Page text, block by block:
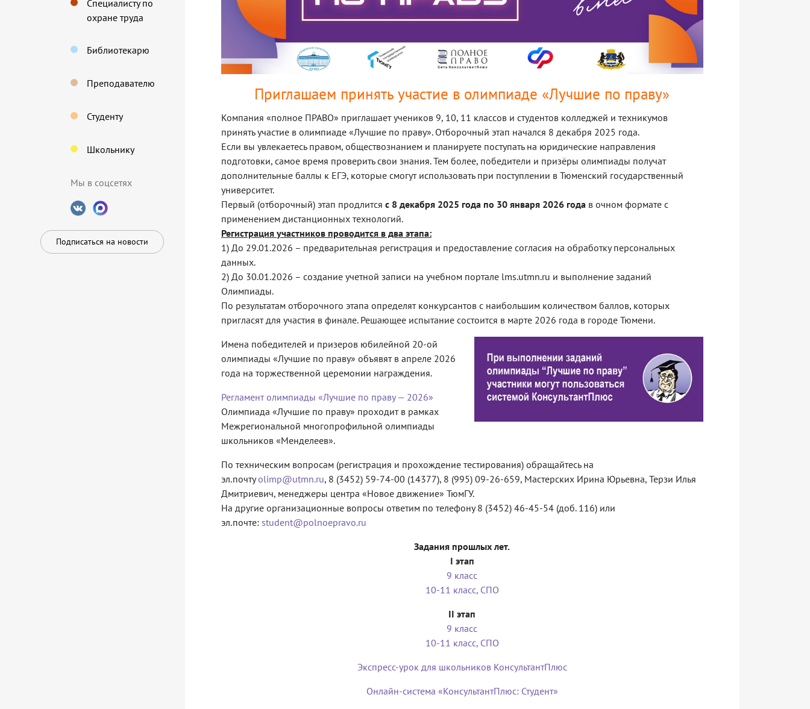
Специалисту по
охране труда
Библиотекарю
Преподавателю
Студенту
Школьнику
Мы в соцсетях
Подписаться на новости
Приглашаем принять участие в олимпиаде «Лучшие по праву»
Компания «полное ПРАВО» приглашает учеников 9, 10, 11 классов и студентов колледжей и техникумов
принять участие в олимпиаде «Лучшие по праву». Отборочный этап начался 8 декабря 2025 года.
Если вы увлекаетесь правом, обществознанием и планируете поступать на юридические направления
подготовки, самое время проверить свои знания. Тем более, победители и призёры олимпиады получат
дополнительные баллы к ЕГЭ, которые смогут использовать при поступлении в Тюменский государственный
университет.
Первый (отборочный) этап продлится с 8 декабря 2025 года по 30 января 2026 года в очном формате с
применением дистанционных технологий.
Регистрация участников проводится в два этапа:
1) До 29.01.2026 – предварительная регистрация и предоставление согласия на обработку персональных
данных.
2) До 30.01.2026 – создание учетной записи на учебном портале lms.utmn.ru и выполнение заданий
Олимпиады.
По результатам отборочного этапа определят конкурсантов с наибольшим количеством баллов, которых
пригласят для участия в финале. Решающее испытание состоится в марте 2026 года в городе Тюмени.
Имена победителей и призеров юбилейной 20-ой
олимпиады «Лучшие по праву» объявят в апреле 2026
года на торжественной церемонии награждения.
Регламент олимпиады «Лучшие по праву — 2026»
Олимпиада «Лучшие по праву» проходит в рамках
Межрегиональной многопрофильной олимпиады
школьников «Менделеев».
По техническим вопросам (регистрация и прохождение тестирования) обращайтесь на
эл.почтуolimp@utmn.ru, 8 (3452) 59-74-00 (14377), 8 (995) 09-26-659, Мастерских Ирина Юрьевна, Терзи Илья
Дмитриевич, менеджеры центра «Новое движение» ТюмГУ.
На другие организационные вопросы ответим по телефону 8 (3452) 46-45-54 (доб. 116) или
эл.почте: student@polnoepravo.ru
Задания прошлых лет.
I этап
9 класс
10-11 класс, СПО
II этап
9 класс
10-11 класс, СПО
Экспресс-урок для школьников КонсультантПлюс
Онлайн-система «КонсультантПлюс: Студент»